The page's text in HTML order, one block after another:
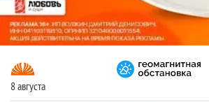
8 августа